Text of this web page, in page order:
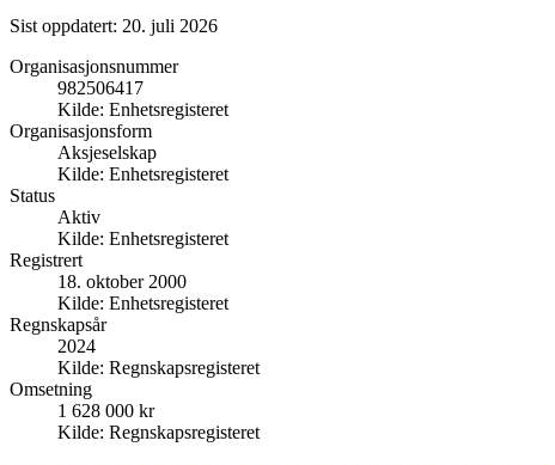
Sist oppdatert: 20. juli 2026
Organisasjonsnummer
982506417
Kilde: Enhetsregisteret
Organisasjonsform
Aksjeselskap
Kilde: Enhetsregisteret
Status
Aktiv
Kilde: Enhetsregisteret
Registrert
18. oktober 2000
Kilde: Enhetsregisteret
Regnskapsår
2024
Kilde: Regnskapsregisteret
Omsetning
1 628 000 kr
Kilde: Regnskapsregisteret